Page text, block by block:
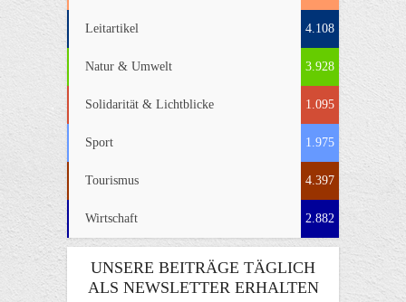
Leitartikel 4.108
Natur & Umwelt 3.928
Solidarität & Lichtblicke 1.095
Sport 1.975
Tourismus 4.397
Wirtschaft 2.882
UNSERE BEITRÄGE TÄGLICH
ALS NEWSLETTER ERHALTEN